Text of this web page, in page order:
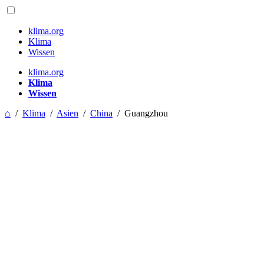
klima.org
Klima
Wissen
klima.org
Klima
Wissen
⌂ / Klima / Asien / China / Guangzhou